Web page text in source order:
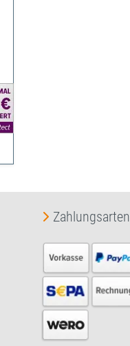
Zahlungsarten